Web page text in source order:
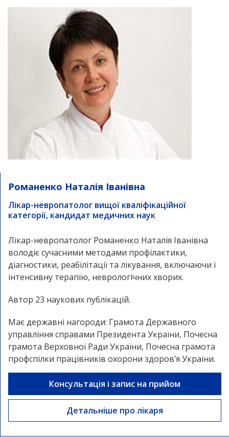
Романенко Наталія Іванівна
Лікар-невропатолог вищої кваліфікаційної
категорії, кандидат медичних наук
Лікар-невропатолог Романенко Наталія Іванівна
володіє сучасними методами профілактики,
діагностики, реабілітації та лікування, включаючи і
інтенсивну терапію, неврологічних хворих.
Автор 23 наукових публікацій.
Має державні нагороди: Грамота Державного
управління справами Президента України, Почесна
грамота Верховної Ради України, Почесна грамота
профспілки працівників охорони здоров’я України.
Консультація і запис на прийом
Детальніше про лікаря